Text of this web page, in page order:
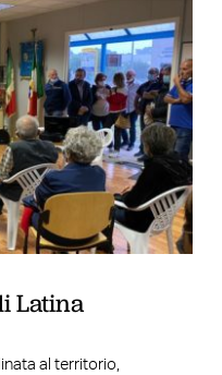
Latina
al territorio,